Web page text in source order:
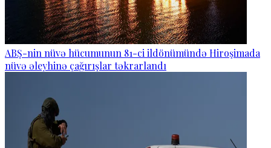
ABŞ-nin nüvə hücumunun 81-ci ildönümündə Hiroşimada
nüvə əleyhinə çağırışlar təkrarlandı